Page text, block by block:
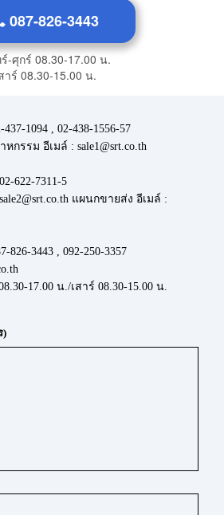
087-826-3443
-ศุกร์ 08.30-17.00 น.
าร์ 08.30-15.00 น.
1094 , 02-438-1556-57
กรรม อีเมล์ : sale1@srt.co.th
622-7311-5
แผนกขายส่ง อีเมล์ :
826-3443 , 092-250-3357
17.00 น./เสาร์ 08.30-15.00 น.
)